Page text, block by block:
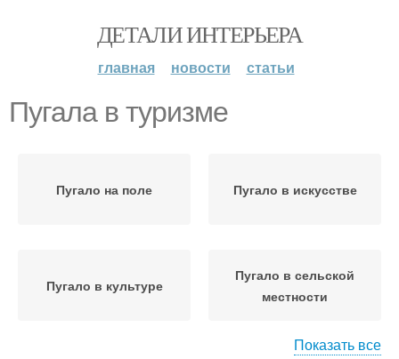
ДЕТАЛИ ИНТЕРЬЕРА
главная новости статьи
Пугала в туризме
Пугало на поле Пугало в искусстве
Пугало в культуре
Пугало в сельской
местности
Показать все